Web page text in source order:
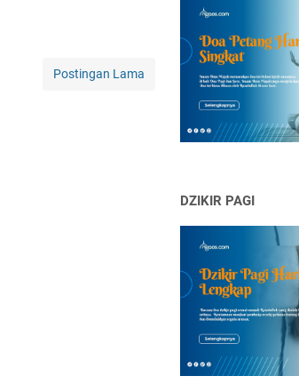
Postingan Lama
DZIKIR PAGI